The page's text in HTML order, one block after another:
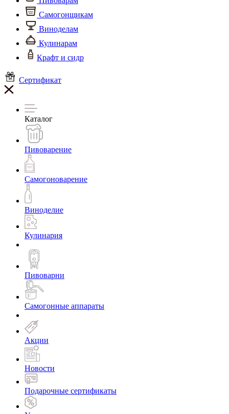
Самогонщикам
Виноделам
Кулинарам
Крафт и сидр
Сертификат
Каталог
Пивоварение
Самогоноварение
Виноделие
Кулинария
Пивоварни
Самогонные аппараты
Акции
Новости
Подарочные сертификаты